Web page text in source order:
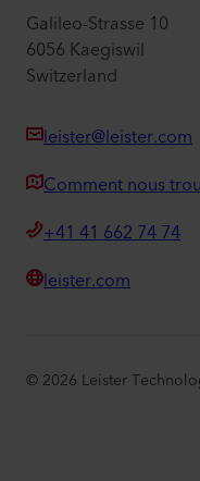
Galileo-Strasse 10
6056 Kaegiswil
Switzerland
leister@leister.com
Comment nous
+41 41 662 74 74
leister.com
© 2026 Leister